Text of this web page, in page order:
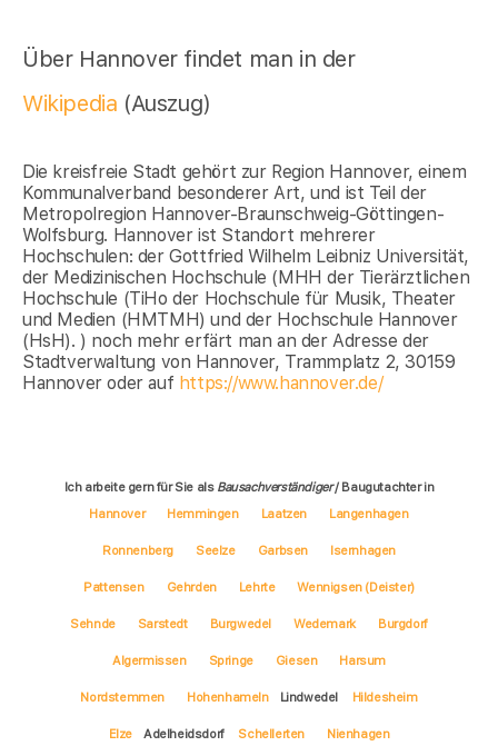
Über Hannover findet man in der
Wikipedia (Auszug)
Die kreisfreie Stadt gehört zur Region Hannover, einem
Kommunalverband besonderer Art, und ist Teil der
Metropolregion Hannover-Braunschweig-Göttingen-
Wolfsburg. Hannover ist Standort mehrerer
Hochschulen: der Gottfried Wilhelm Leibniz Universität,
der Medizinischen Hochschule (MHH der Tierärztlichen
Hochschule (TiHo der Hochschule für Musik, Theater
und Medien (HMTMH) und der Hochschule Hannover
(HsH). ) noch mehr erfärt man an der Adresse der
Stadtverwaltung von Hannover, Trammplatz 2, 30159
Hannover oder auf https://www.hannover.de/
Ich arbeite gern für Sie als Bausachverständiger/ Baugutachter in
Hannover
Hemmingen Laatzen Langenhagen
Ronnenberg Seelze Garbsen Isernhagen
Pattensen Gehrden Lehrte Wennigsen (Deister)
Sehnde Sarstedt Burgwedel Wedemark Burgdorf
Algermissen Springe Giesen Harsum
Nordstemmen Hohenhameln Lindwedel Hildesheim
Elze Adelheidsdorf Schellerten Nienhagen